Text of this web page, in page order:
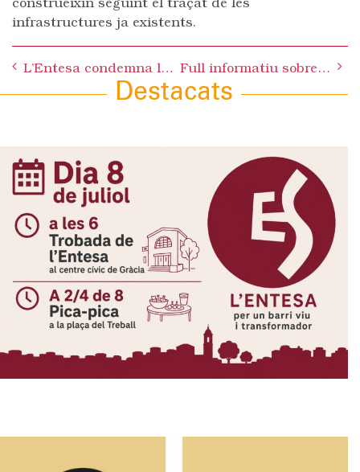
construeixin seguint el traçat de les
infrastructures ja existents.
navigation
L’Entesa condemna l’apunyalament d’un jove el passat 13 d’abril al Parc Central Full informatiu sobre el Perllongament dels Ferrocarrils de la Generalitat
Destacats